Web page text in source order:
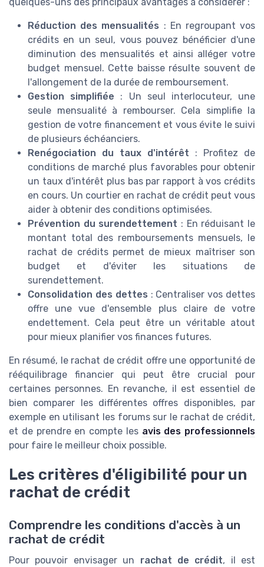
Réduction des mensualités : En regroupant vos
crédits en un seul, vous pouvez bénéficier d'une
diminution des mensualités et ainsi alléger votre
budget mensuel. Cette baisse résulte souvent de
l'allongement de la durée de remboursement.
Gestion simplifiée : Un seul interlocuteur, une
seule mensualité à rembourser. Cela simplifie la
gestion de votre financement et vous évite le suivi
de plusieurs échéanciers.
Renégociation du taux d'intérêt : Profitez de
conditions de marché plus favorables pour obtenir
un taux d'intérêt plus bas par rapport à vos crédits
en cours. Un courtier en rachat de crédit peut vous
aider à obtenir des conditions optimisées.
Prévention du surendettement : En réduisant le
montant total des remboursements mensuels, le
rachat de crédits permet de mieux maîtriser son
budget et d'éviter les situations de
surendettement.
Consolidation des dettes : Centraliser vos dettes
offre une vue d'ensemble plus claire de votre
endettement. Cela peut être un véritable atout
pour mieux planifier vos finances futures.
En résumé, le rachat de crédit offre une opportunité de
rééquilibrage financier qui peut être crucial pour
certaines personnes. En revanche, il est essentiel de
bien comparer les différentes offres disponibles, par
exemple en utilisant les forums sur le rachat de crédit,
et de prendre en compte les avis des professionnels
pour faire le meilleur choix possible.
Les critères d'éligibilité pour un
rachat de crédit
Comprendre les conditions d'accès à un
rachat de crédit
Pour pouvoir envisager un rachat de crédit, il est